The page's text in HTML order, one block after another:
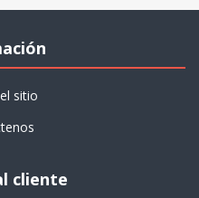
sitio
cliente